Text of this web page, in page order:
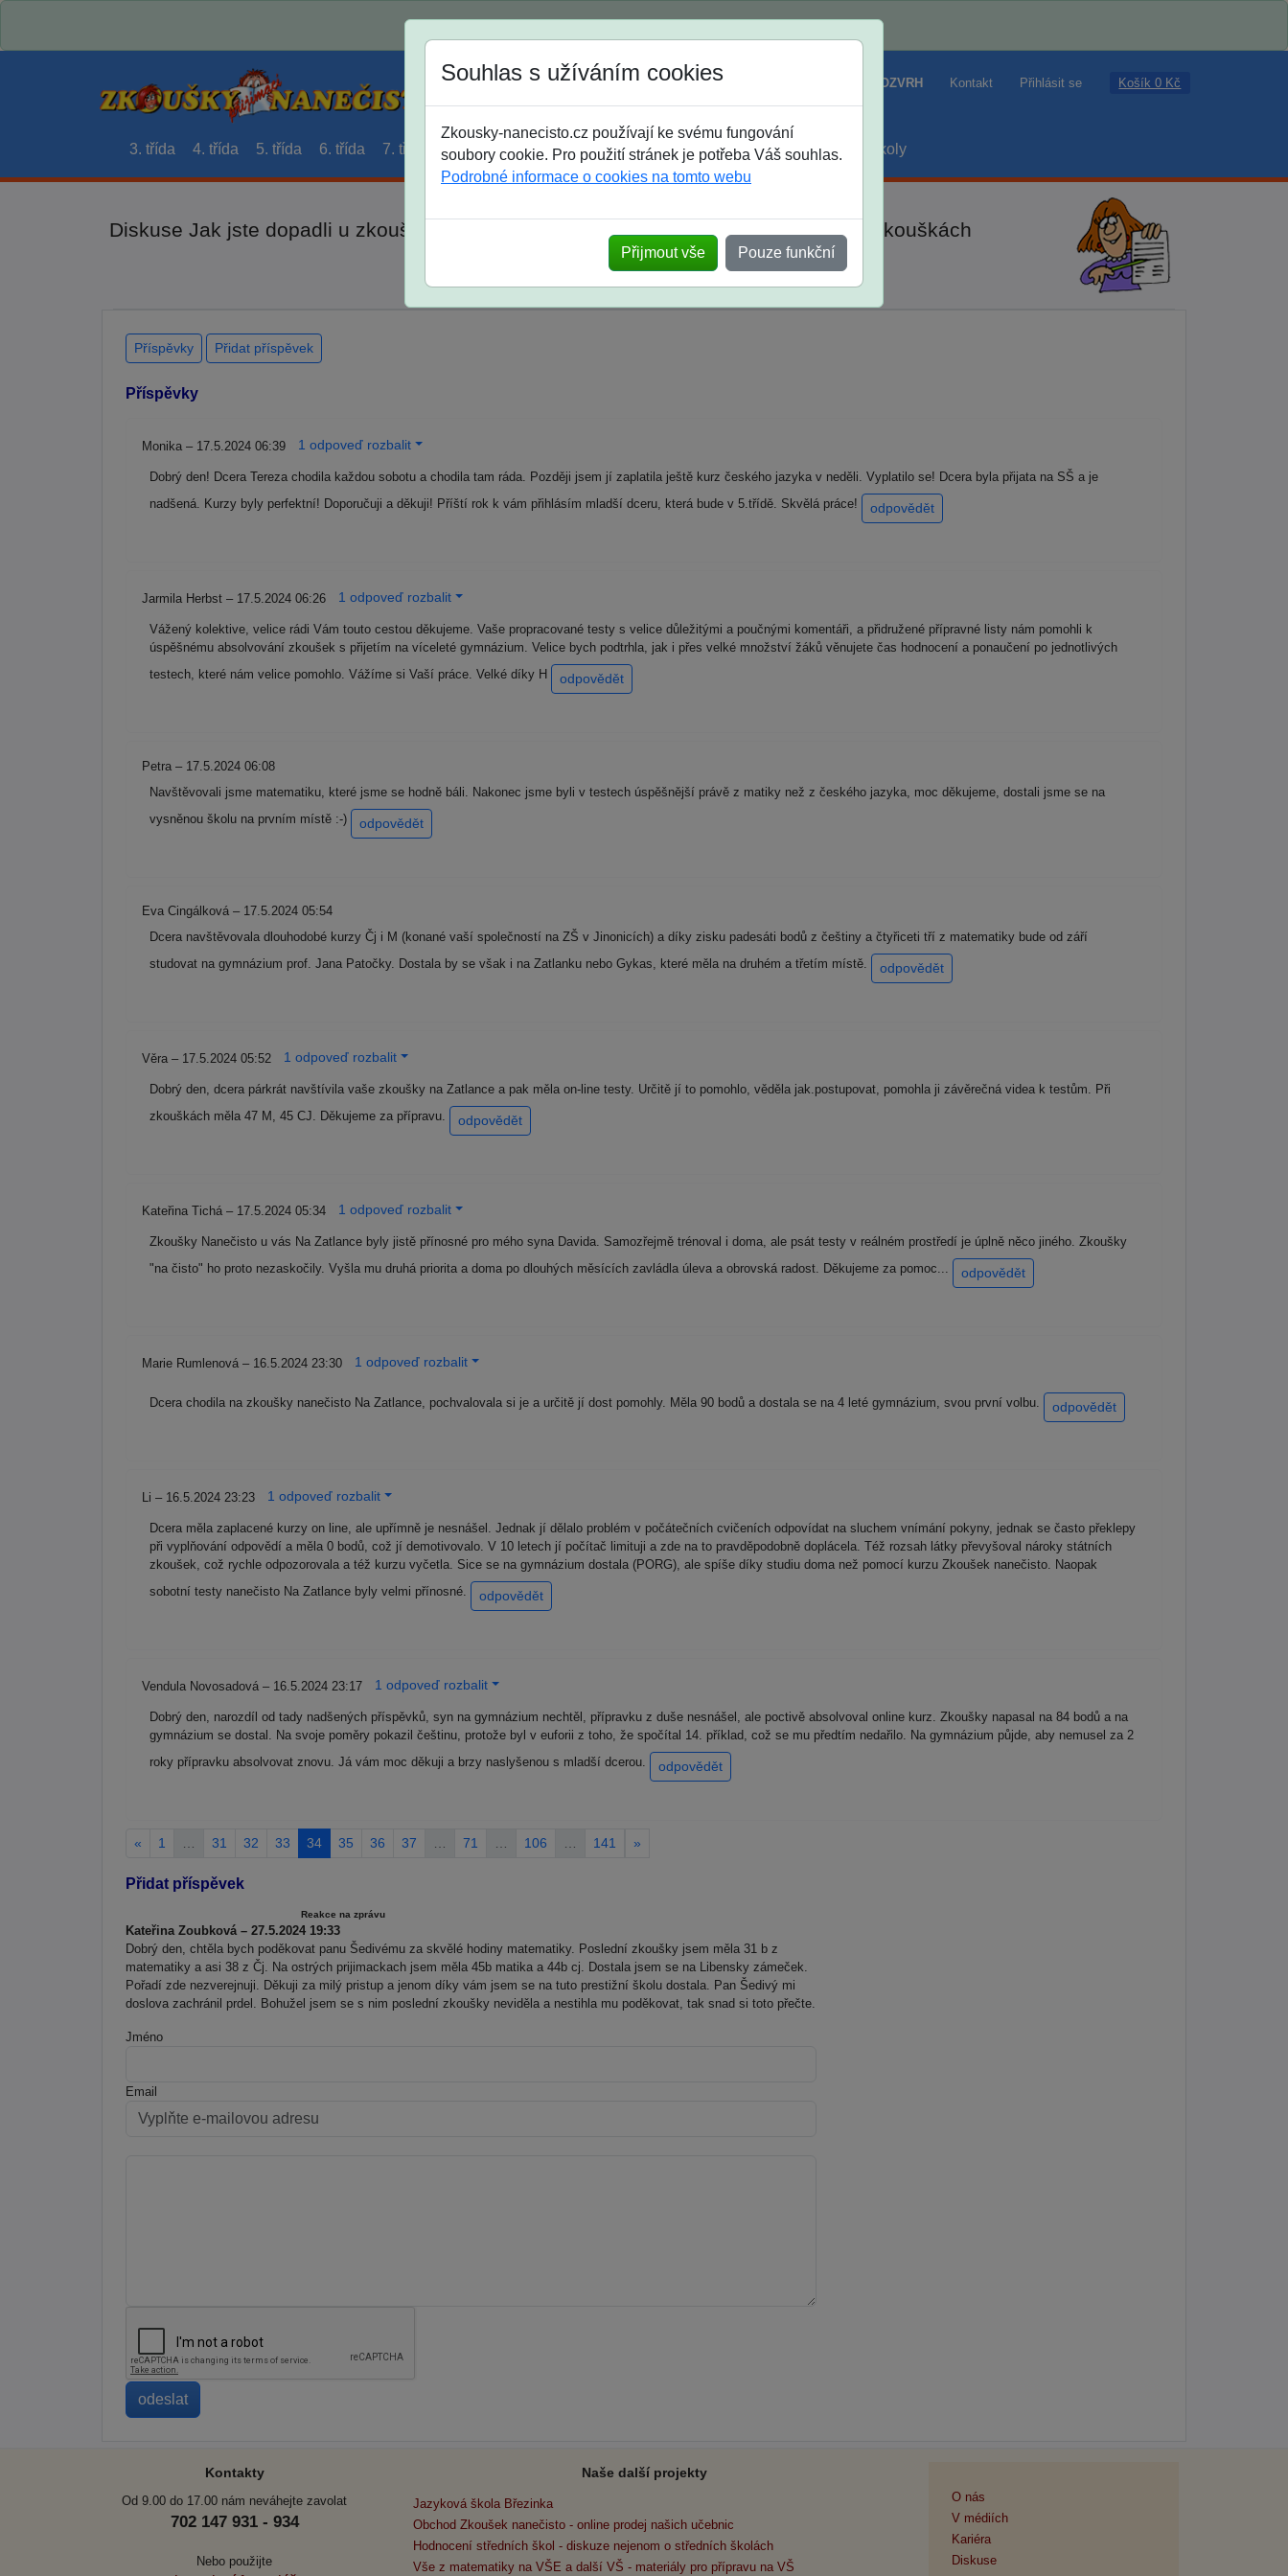
Jak si vybrat ROZVRH Kontakt Přihlásit se Košík 0 Kč
3. třída 4. třída 5. třída 6. třída 7. třída 8. třída 9. třída střední maturanti soutěže prázdniny školy
Diskuse Jak jste dopadli u zkoušek na SŠ? Vaše ohlasy po skutečných přijímacích zkouškách
Souhlas s užíváním cookies
Zkousky-nanecisto.cz používají ke svému fungování
soubory cookie. Pro použití stránek je potřeba Váš souhlas.
Podrobné informace o cookies na tomto webu
Přijmout vše Pouze funkční
Příspěvky Přidat příspěvek
Příspěvky
Monika – 17.5.2024 06:39 1 odpoveď rozbalit
Dobrý den! Dcera Tereza chodila každou sobotu a chodila tam ráda. Později jsem jí zaplatila ještě kurz českého jazyka v neděli. Vyplatilo se! Dcera byla přijata na SŠ a je
nadšená. Kurzy byly perfektní! Doporučuji a děkuji! Příští rok k vám přihlásím mladší dceru, která bude v 5.třídě. Skvělá práce!
odpovědět
Jarmila Herbst – 17.5.2024 06:26 1 odpoveď rozbalit
Vážený kolektive, velice rádi Vám touto cestou děkujeme. Vaše propracované testy s velice důležitými a poučnými komentáři, a přidružené přípravné listy nám pomohli k
úspěšnému absolvování zkoušek s přijetím na víceleté gymnázium. Velice bych podtrhla, jak i přes velké množství žáků věnujete čas hodnocení a ponaučení po jednotlivých
testech, které nám velice pomohlo. Vážíme si Vaší práce. Velké díky H
odpovědět
Petra – 17.5.2024 06:08
Navštěvovali jsme matematiku, které jsme se hodně báli. Nakonec jsme byli v testech úspěšnější právě z matiky než z českého jazyka, moc děkujeme, dostali jsme se na
vysněnou školu na prvním místě :-)
odpovědět
Eva Cingálková – 17.5.2024 05:54
Dcera navštěvovala dlouhodobé kurzy Čj i M (konané vaší společností na ZŠ v Jinonicích) a díky zisku padesáti bodů z češtiny a čtyřiceti tří z matematiky bude od září
studovat na gymnázium prof. Jana Patočky. Dostala by se však i na Zatlanku nebo Gykas, které měla na druhém a třetím místě.
odpovědět
Věra – 17.5.2024 05:52 1 odpoveď rozbalit
Dobrý den, dcera párkrát navštívila vaše zkoušky na Zatlance a pak měla on-line testy. Určitě jí to pomohlo, věděla jak.postupovat, pomohla ji závěrečná videa k testům. Při
zkouškách měla 47 M, 45 CJ. Děkujeme za přípravu.
odpovědět
Kateřina Tichá – 17.5.2024 05:34 1 odpoveď rozbalit
Zkoušky Nanečisto u vás Na Zatlance byly jistě přínosné pro mého syna Davida. Samozřejmě trénoval i doma, ale psát testy v reálném prostředí je úplně něco jiného. Zkoušky
"na čisto" ho proto nezaskočily. Vyšla mu druhá priorita a doma po dlouhých měsících zavládla úleva a obrovská radost. Děkujeme za pomoc...
odpovědět
Marie Rumlenová – 16.5.2024 23:30 1 odpoveď rozbalit
Dcera chodila na zkoušky nanečisto Na Zatlance, pochvalovala si je a určitě jí dost pomohly. Měla 90 bodů a dostala se na 4 leté gymnázium, svou první volbu. odpovědět
Li – 16.5.2024 23:23 1 odpoveď rozbalit
Dcera měla zaplacené kurzy on line, ale upřímně je nesnášel. Jednak jí dělalo problém v počátečních cvičeních odpovídat na sluchem vnímání pokyny, jednak se často překlepy
při vyplňování odpovědí a měla 0 bodů, což jí demotivovalo. V 10 letech jí počítač limituji a zde na to pravděpodobně doplácela. Též rozsah látky převyšoval nároky státních
zkoušek, což rychle odpozorovala a též kurzu vyčetla. Sice se na gymnázium dostala (PORG), ale spíše díky studiu doma než pomocí kurzu Zkoušek nanečisto. Naopak
sobotní testy nanečisto Na Zatlance byly velmi přínosné.
odpovědět
Vendula Novosadová – 16.5.2024 23:17 1 odpoveď rozbalit
Dobrý den, narozdíl od tady nadšených příspěvků, syn na gymnázium nechtěl, přípravku z duše nesnášel, ale poctivě absolvoval online kurz. Zkoušky napasal na 84 bodů a na
gymnázium se dostal. Na svoje poměry pokazil češtinu, protože byl v euforii z toho, že spočítal 14. příklad, což se mu předtím nedařilo. Na gymnázium půjde, aby nemusel za 2
roky přípravku absolvovat znovu. Já vám moc děkuji a brzy naslyšenou s mladší dcerou.
odpovědět
« 1 31 32 33 34 35 36 37 71 106 141 »
Přidat příspěvek
Reakce na zprávu
Kateřina Zoubková – 27.5.2024 19:33
Dobrý den, chtěla bych poděkovat panu Šedivému za skvělé hodiny matematiky. Poslední zkoušky jsem měla 31 b z
matematiky a asi 38 z Čj. Na ostrých prijimackach jsem měla 45b matika a 44b cj. Dostala jsem se na Libensky zámeček.
Pořadí zde nezverejnuji. Děkuji za milý pristup a jenom díky vám jsem se na tuto prestižní školu dostala. Pan Šedivý mi
doslova zachránil prdel. Bohužel jsem se s nim poslední zkoušky neviděla a nestihla mu poděkovat, tak snad si toto přečte.
Jméno
Email
Kontakty
Od 9.00 do 17.00 nám neváhejte zavolat
702 147 931 - 934
Nebo použijte
Naše další projekty
Jazyková škola Březinka
Obchod Zkoušek nanečisto - online prodej našich učebnic
Hodnocení středních škol - diskuze nejenom o středních školách
Vše z matematiky na VŠE a další VŠ - materiály pro přípravu na VŠ
O nás
V médiích
Kariéra
Diskuse